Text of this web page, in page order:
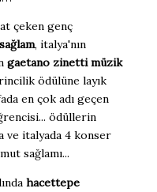
çeken genç
, italya'nın
gaetano zinetti müzik
ödülüne layık
en çok adı geçen
ödüllerin
ve italyada 4 konser
sağlamı...
hacettepe